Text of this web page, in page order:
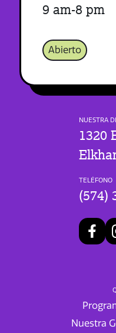
9 am-8 pm
Abierto
NUESTRA
1320
TELÉFONO
(574)
Nuestra